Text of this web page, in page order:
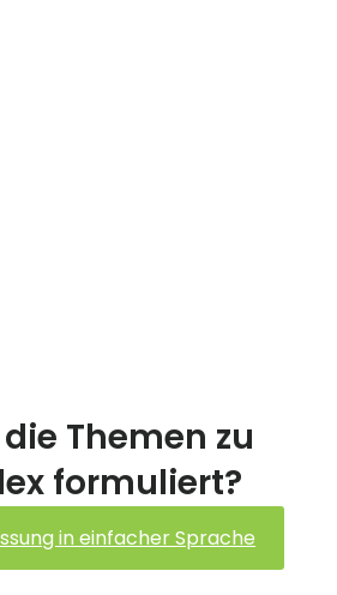
Themen zu
formuliert?
in einfacher Sprache